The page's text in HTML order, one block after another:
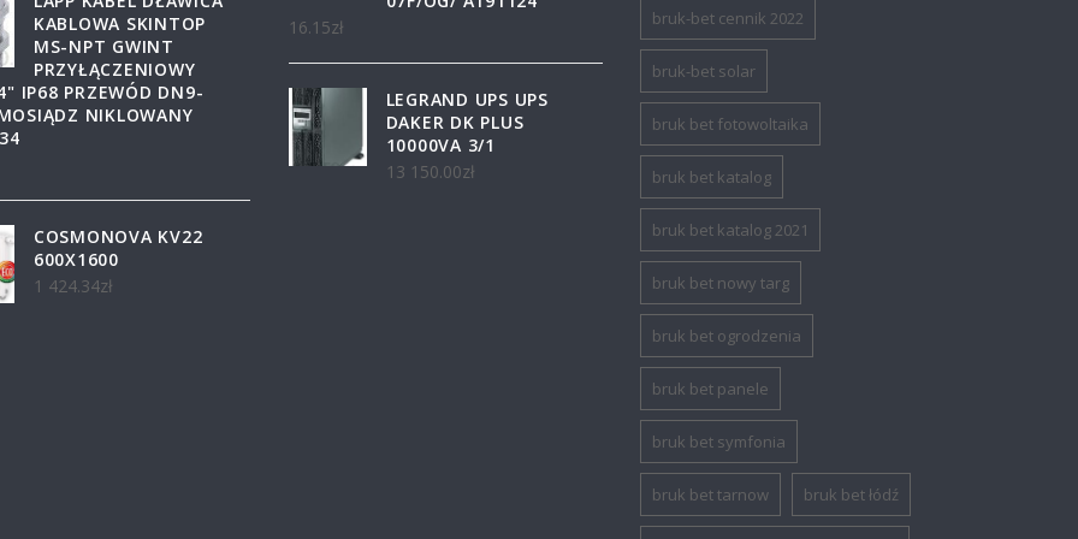
KABLOWA SKINTOP
MS-NPT GWINT
PRZYŁĄCZENIOWY
IP68 PRZEWÓD DN9-
NIKLOWANY
COSMONOVA KV22
600X1600
1 424.34zł
16.15zł
LEGRAND UPS UPS
DAKER DK PLUS
10000VA 3/1
13 150.00zł
bruk-bet cennik 2022
bruk-bet solar
bruk bet fotowoltaika
bruk bet katalog
bruk bet katalog 2021
bruk bet nowy targ
bruk bet ogrodzenia
bruk bet panele
bruk bet symfonia
bruk bet tarnow bruk bet łódź